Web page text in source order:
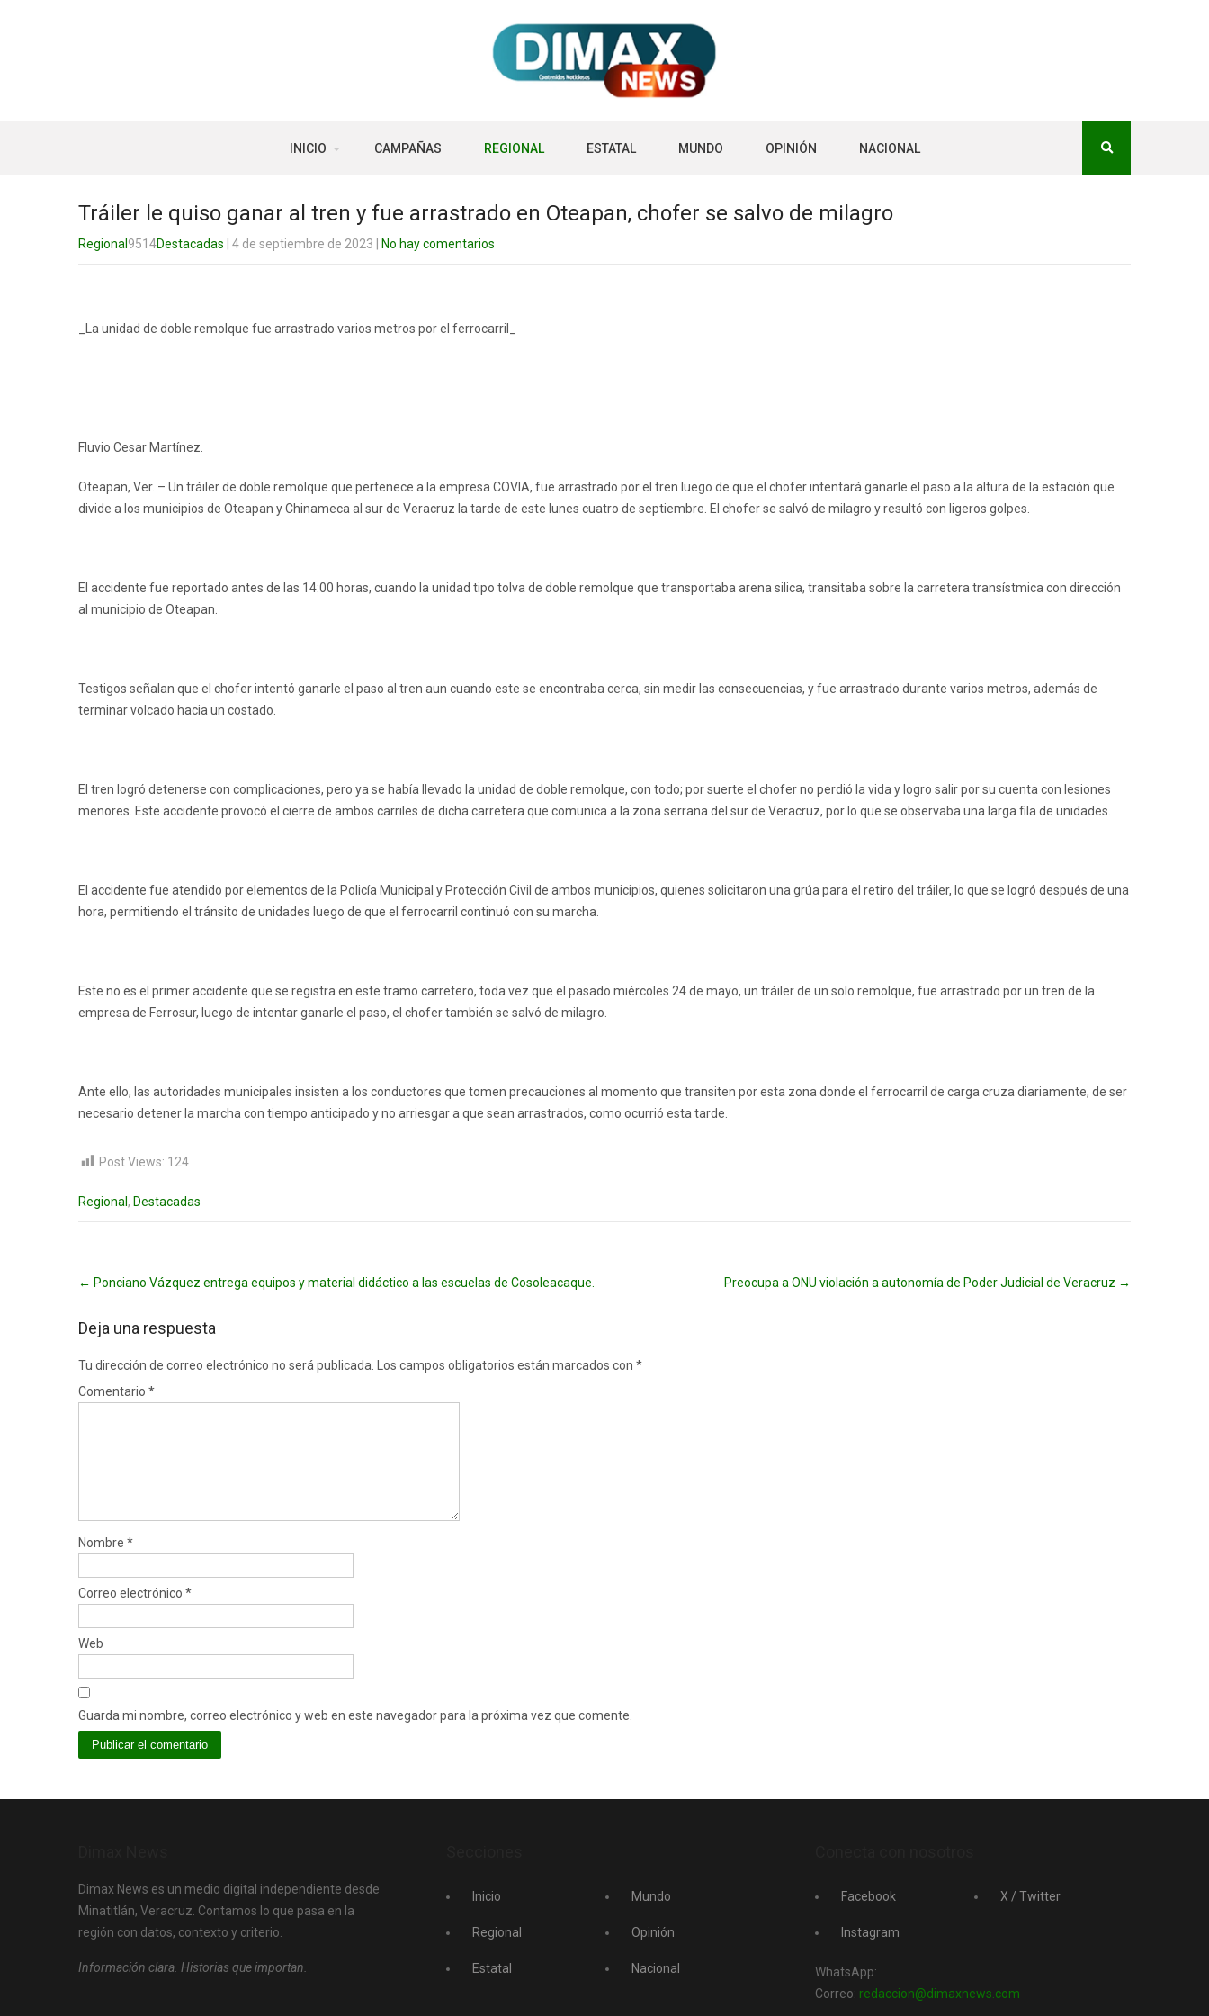
INICIO CAMPAÑAS REGIONAL ESTATAL MUNDO OPINIÓN NACIONAL
Tráiler le quiso ganar al tren y fue arrastrado en Oteapan, chofer se salvo de milagro
Regional 9514Destacadas | 4 de septiembre de 2023 No hay comentarios
_La unidad de doble remolque fue arrastrado varios metros por el ferrocarril_
Fluvio Cesar Martínez.
Oteapan, Ver. – Un tráiler de doble remolque que pertenece a la empresa COVIA, fue arrastrado por el tren luego de que el chofer intentará ganarle el paso a la altura de la estación que
divide a los municipios de Oteapan y Chinameca al sur de Veracruz la tarde de este lunes cuatro de septiembre. El chofer se salvó de milagro y resultó con ligeros golpes.
El accidente fue reportado antes de las 14:00 horas, cuando la unidad tipo tolva de doble remolque que transportaba arena silica, transitaba sobre la carretera transístmica con dirección
al municipio de Oteapan.
Testigos señalan que el chofer intentó ganarle el paso al tren aun cuando este se encontraba cerca, sin medir las consecuencias, y fue arrastrado durante varios metros, además de
terminar volcado hacia un costado.
El tren logró detenerse con complicaciones, pero ya se había llevado la unidad de doble remolque, con todo; por suerte el chofer no perdió la vida y logro salir por su cuenta con lesiones
menores. Este accidente provocó el cierre de ambos carriles de dicha carretera que comunica a la zona serrana del sur de Veracruz, por lo que se observaba una larga fila de unidades.
El accidente fue atendido por elementos de la Policía Municipal y Protección Civil de ambos municipios, quienes solicitaron una grúa para el retiro del tráiler, lo que se logró después de una
hora, permitiendo el tránsito de unidades luego de que el ferrocarril continuó con su marcha.
Este no es el primer accidente que se registra en este tramo carretero, toda vez que el pasado miércoles 24 de mayo, un tráiler de un solo remolque, fue arrastrado por un tren de la
empresa de Ferrosur, luego de intentar ganarle el paso, el chofer también se salvó de milagro.
Ante ello, las autoridades municipales insisten a los conductores que tomen precauciones al momento que transiten por esta zona donde el ferrocarril de carga cruza diariamente, de ser
necesario detener la marcha con tiempo anticipado y no arriesgar a que sean arrastrados, como ocurrió esta tarde.
Post Views: 124
Regional , Destacadas
navigation
← Ponciano Vázquez entrega equipos y material didáctico a las escuelas de Cosoleacaque. Preocupa a ONU violación a autonomía de Poder Judicial de Veracruz →
Deja una respuesta
Tu dirección de correo electrónico no será publicada. Los campos obligatorios están marcados con *
Comentario *
Nombre *
Correo electrónico *
Web
Guarda mi nombre, correo electrónico y web en este navegador para la próxima vez que comente.
Dimax News es un medio digital independiente desde
Minatitlán, Veracruz. Contamos lo que pasa en la
región con datos, contexto y criterio.
Información clara. Historias que importan.
Inicio
Regional
Estatal
Mundo
Opinión
Nacional
Facebook
Instagram
X / Twitter
WhatsApp:
Correo: redaccion@dimaxnews.com